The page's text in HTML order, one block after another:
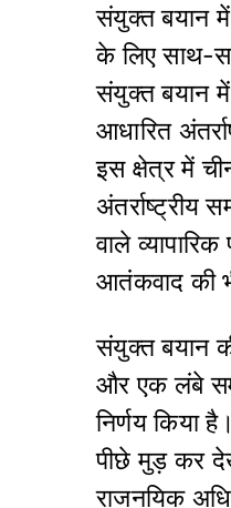
संयुक्त बयान में
के लिए साथ-
संयुक्त बयान
आधारित
इस क्षेत्र में
अंतर्राष्ट्रीय
वाले
आतंक‌वाद की
संयुक्त बयान
और एक लंबे
निर्णय किया
पीछे मुड़ कर
राजनयिक